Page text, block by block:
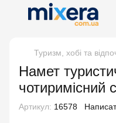
Туризм, хобі та
Намет
чотиримісний
Артикул: 16578